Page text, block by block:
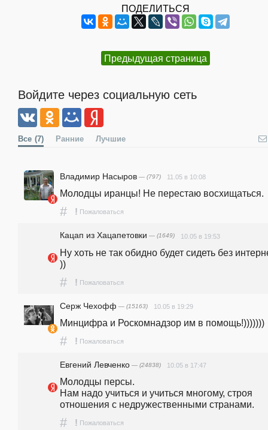
ПОДЕЛИТЬСЯ
Предыдущая страница
Войдите через социальную сеть
Все (7) Ранние Лучшие
Владимир Насыров — (797) 11.05 в 10:08
Молодцы иранцы! Не перестаю восхищаться.
# ! Пожаловаться
Кацап из Хацапетовки — (1649) 10.05 в 19:53
Ну хоть не так обидно будет сидеть без
))
# ! Пожаловаться
Серж Чехофф — (15163) 10.05 в 19:29
Минцифра и Роскомнадзор им в помощь!)))))))
# ! Пожаловаться
Евгений Левченко — (24838) 10.05 в 17:47
Молодцы персы.
Нам надо учиться и учиться многому, строя
отношения с недружественными странами.
# ! Пожаловаться